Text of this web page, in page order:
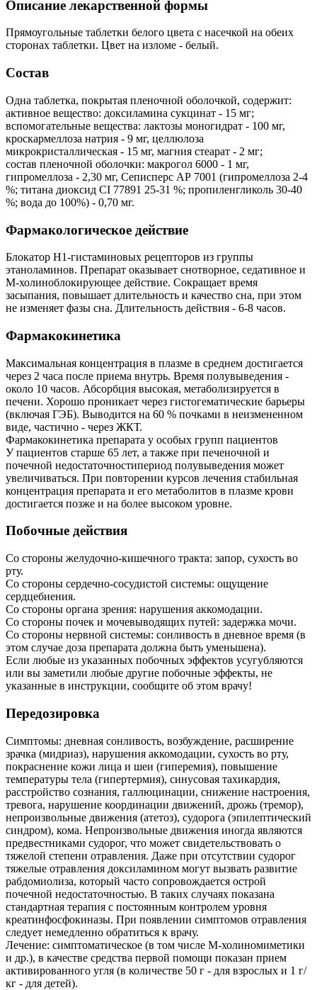
Описание лекарственной формы
Прямоугольные таблетки белого цвета с насечкой на обеих
сторонах таблетки. Цвет на изломе - белый.
Состав
Одна таблетка, покрытая пленочной оболочкой, содержит:
активное вещество: доксиламина сукцинат - 15 мг;
вспомогательные вещества: лактозы моногидрат - 100 мг,
кроскармеллоза натрия - 9 мг, целлюлоза
микрокристаллическая - 15 мг, магния стеарат - 2 мг;
состав пленочной оболочки: макрогол 6000 - 1 мг,
гипромеллоза - 2,30 мг, Сеписперс АР 7001 (гипромеллоза 2-4
%; титана диоксид CI 77891 25-31 %; пропиленгликоль 30-40
%; вода до 100%) - 0,70 мг.
Фармакологическое действие
Блокатор Н1-гистаминовых рецепторов из группы
этаноламинов. Препарат оказывает снотворное, седативное и
М-холиноблокирующее действие. Сокращает время
засыпания, повышает длительность и качество сна, при этом
не изменяет фазы сна. Длительность действия - 6-8 часов.
Фармакокинетика
Максимальная концентрация в плазме в среднем достигается
через 2 часа после приема внутрь. Время полувыведения -
около 10 часов. Абсорбция высокая, метаболизируется в
печени. Хорошо проникает через гистогематические барьеры
(включая ГЭБ). Выводится на 60 % почками в неизмененном
виде, частично - через ЖКТ.
Фармакокинетика препарата у особых групп пациентов
У пациентов старше 65 лет, а также при печеночной и
почечной недостаточностипериод полувыведения может
увеличиваться. При повторении курсов лечения стабильная
концентрация препарата и его метаболитов в плазме крови
достигается позже и на более высоком уровне.
Побочные действия
Со стороны желудочно-кишечного тракта: запор, сухость во
рту.
Со стороны сердечно-сосудистой системы: ощущение
сердцебиения.
Со стороны органа зрения: нарушения аккомодации.
Со стороны почек и мочевыводящих путей: задержка мочи.
Со стороны нервной системы: сонливость в дневное время (в
этом случае доза препарата должна быть уменьшена).
Если любые из указанных побочных эффектов усугубляются
или вы заметили любые другие побочные эффекты, не
указанные в инструкции, сообщите об этом врачу!
Передозировка
Симптомы: дневная сонливость, возбуждение, расширение
зрачка (мидриаз), нарушения аккомодации, сухость во рту,
покраснение кожи лица и шеи (гиперемия), повышение
температуры тела (гипертермия), синусовая тахикардия,
расстройство сознания, галлюцинации, снижение настроения,
тревога, нарушение координации движений, дрожь (тремор),
непроизвольные движения (атетоз), судорога (эпилептический
синдром), кома. Непроизвольные движения иногда являются
предвестниками судорог, что может свидетельствовать о
тяжелой степени отравления. Даже при отсутствии судорог
тяжелые отравления доксиламином могут вызвать развитие
рабдомиолиза, который часто сопровождается острой
почечной недостаточностью. В таких случаях показана
стандартная терапия с постоянным контролем уровня
креатинфосфокиназы. При появлении симптомов отравления
следует немедленно обратиться к врачу.
Лечение: симптоматическое (в том числе М-холиномиметики
и др.), в качестве средства первой помощи показан прием
активированного угля (в количестве 50 г - для взрослых и 1 г/
кг - для детей).